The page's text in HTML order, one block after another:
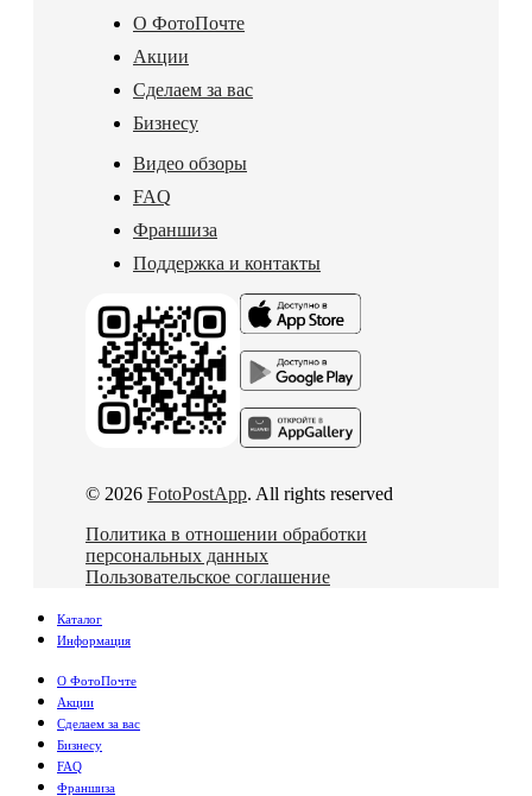
О ФотоПочте
Акции
Сделаем за вас
Бизнесу
Видео обзоры
FAQ
Франшиза
Поддержка и контакты
© 2026 FotoPostApp. All rights reserved
Политика в отношении обработки
персональных данных
Пользовательское соглашение
Каталог
Информация
О ФотоПочте
Акции
Сделаем за вас
Бизнесу
FAQ
Франшиза